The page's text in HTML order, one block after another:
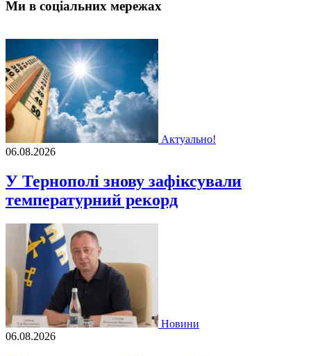
Ми в соціальних мережах
Актуально!
06.08.2026
У Тернополі знову зафіксували
температурний рекорд
Новини
06.08.2026